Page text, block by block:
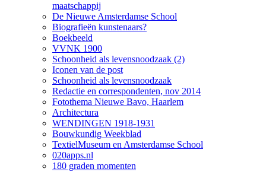
maatschappij
De Nieuwe Amsterdamse School
Biografieën kunstenaars?
Boekbeeld
VVNK 1900
Schoonheid als levensnoodzaak (2)
Iconen van de post
Schoonheid als levensnoodzaak
Redactie en correspondenten, nov 2014
Fotothema Nieuwe Bavo, Haarlem
Architectura
WENDINGEN 1918-1931
Bouwkundig Weekblad
TextielMuseum en Amsterdamse School
020apps.nl
180 graden momenten